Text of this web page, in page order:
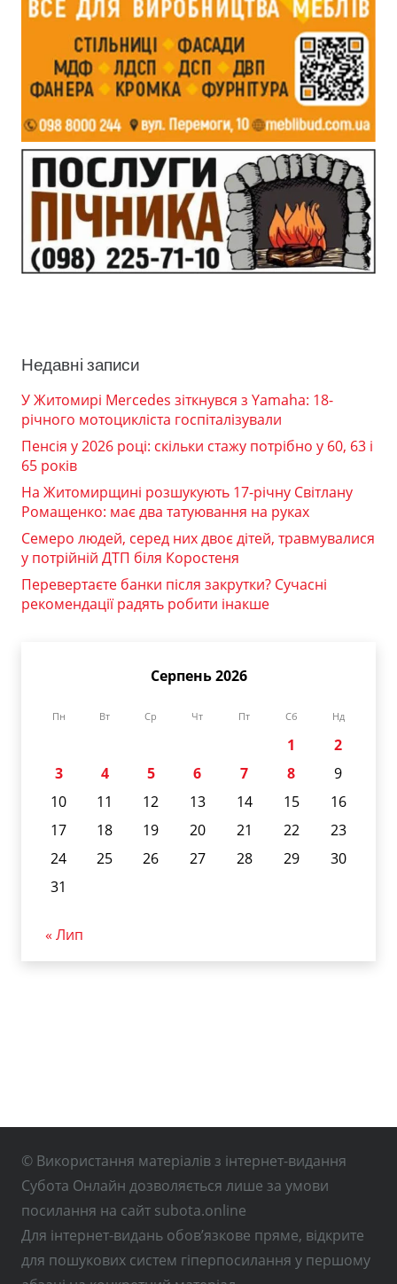
Недавні записи
У Житомирі Mercedes зіткнувся з Yamaha: 18-
річного мотоцикліста госпіталізували
Пенсія у 2026 році: скільки стажу потрібно у 60, 63 і
65 років
На Житомирщині розшукують 17-річну Світлану
Ромащенко: має два татуювання на руках
Семеро людей, серед них двоє дітей, травмувалися
у потрійній ДТП біля Коростеня
Перевертаєте банки після закрутки? Сучасні
рекомендації радять робити інакше
Серпень 2026
Пн Вт Ср Чт Пт Сб Нд
1
2
3
4 5 6 7 8
9
10
11 12 13 14 15
16
17
18 19 20 21 22
23
24
25 26 27 28 29
30
31
« Лип
© Використання матеріалів з інтернет-видання
Субота Онлайн дозволяється лише за умови
посилання на сайт subota.online
Для інтернет-видань обов’язкове пряме, відкрите
для пошукових систем гіперпосилання у першому